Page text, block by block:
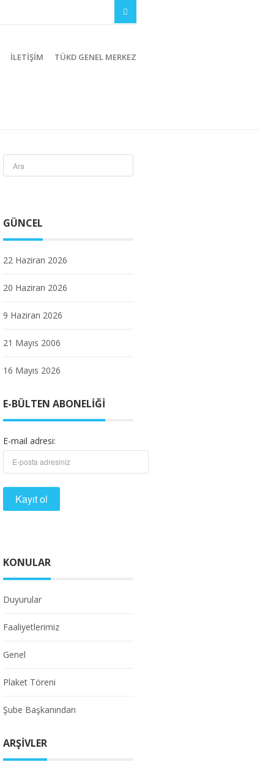
İLETIŞIM TÜKD GENEL MERKEZ
GÜNCEL
22 Haziran 2026
20 Haziran 2026
9 Haziran 2026
21 Mayıs 2006
16 Mayıs 2026
E-BÜLTEN ABONELIĞI
E-mail adresi:
KONULAR
Duyurular
Faaliyetlerimiz
Genel
Plaket Töreni
Şube Başkanından
ARŞIVLER